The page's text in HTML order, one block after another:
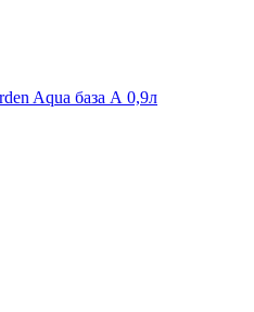
Aqua база А 0,9л